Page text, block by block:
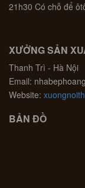
21h30 Có chỗ để
XƯỞNG SẢN
Thanh Trì - Hà Nội
Email:
Website:
BẢN ĐỒ